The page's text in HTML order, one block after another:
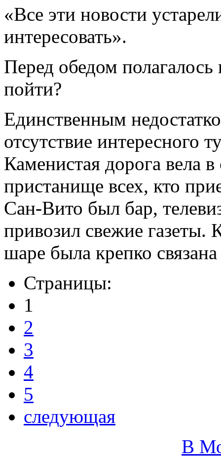
«Все эти новости
интересовать».
Перед обедом
пойти?
Единственным
отсутствие интересного
Каменистая дорога вела
пристанище всех, кто
Сан-Вито был бар,
привозил свежие газеты.
шаре была крепко
Страницы:
1
2
3
4
5
следующая
В